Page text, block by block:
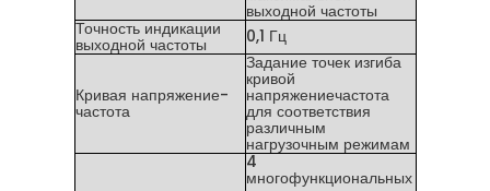
выходной частоты
Точность индикации
выходной частоты 0,1 Гц
Кривая напряжение-
частота
Задание точек изгиба
кривой
напряжениечастота
для соответствия
различным
нагрузочным режимам
4
многофункциональных